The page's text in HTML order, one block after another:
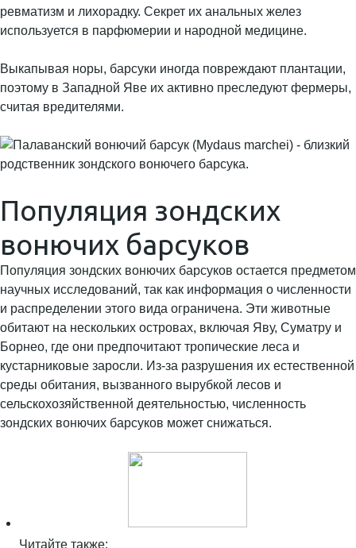
ревматизм и лихорадку. Секрет их анальных желез
используется в парфюмерии и народной медицине.
Выкапывая норы, барсуки иногда повреждают плантации,
поэтому в Западной Яве их активно преследуют фермеры,
считая вредителями.
Популяция зондских
вонючих барсуков
Популяция зондских вонючих барсуков остается предметом
научных исследований, так как информация о численности
и распределении этого вида ограничена. Эти животные
обитают на нескольких островах, включая Яву, Суматру и
Борнео, где они предпочитают тропические леса и
кустарниковые заросли. Из-за разрушения их естественной
среды обитания, вызванного вырубкой лесов и
сельскохозяйственной деятельностью, численность
зондских вонючих барсуков может снижаться.
Читайте также: